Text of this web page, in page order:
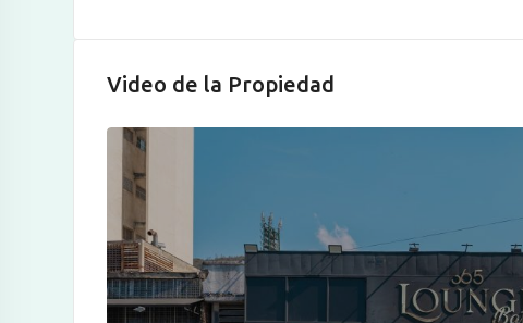
Video de la Propiedad